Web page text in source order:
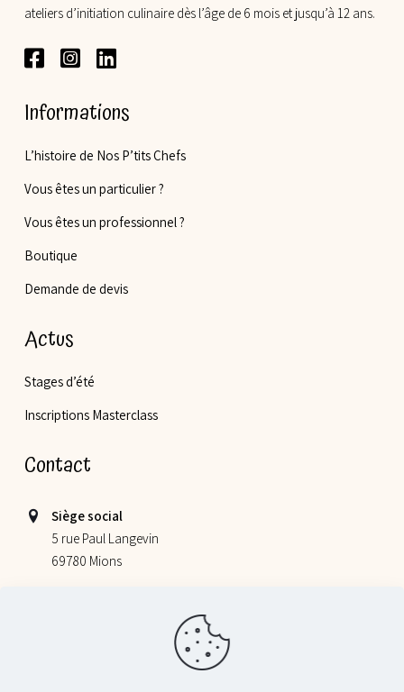
ateliers d’initiation culinaire dès l’âge de 6 mois et jusqu’à 12 ans.
Informations
L’histoire de Nos P’tits Chefs
Vous êtes un particulier ?
Vous êtes un professionnel ?
Boutique
Demande de devis
Actus
Stages d’été
Inscriptions Masterclass
Contact
Siège social
5 rue Paul Langevin
69780 Mions
355 allée Jacques Monod